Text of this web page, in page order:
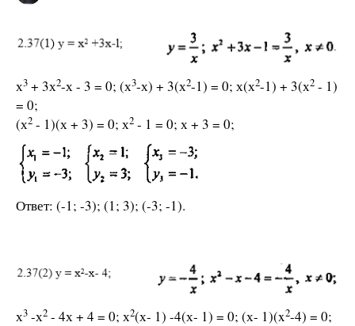
х3 + 3х2-х - 3 = 0; (х3-х) + 3(х2-1) = 0; х(х2-1) + 3(х2 - 1)
= 0;
(х2 - 1)(х + 3) = 0; х2 - 1 = 0; х + 3 = 0;
Ответ: (-1; -3); (1; 3); (-3; -1).
х3 -х2 - 4х + 4 = 0; х2(х- 1) -4(х- 1) = 0; (х- 1)(x2-4) = 0;